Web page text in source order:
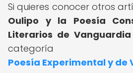
Si quieres conocer otros
Oulipo y la Poesía
Literarios de Vanguardia
categoría
Poesía Experimental y de